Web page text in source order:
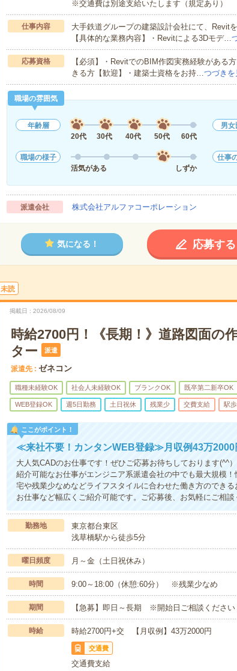
※交通費は別途支給いたします（規定あり）
仕事内容
大手鉄道グループの建築設計会社にて、Revit
【具体的な業務内容】・Revitによる3Dモデ…
応募資格
【必須】・RevitでのBIM作図実務経験がある
きる方【歓迎】・建築士資格をお持…つづきを
職場の雰囲気
年齢層
20代
30代 40代 50代 60代
男女
職場の様子
活気がある
しずか
仕事
派遣会社 株式会社アルファコーポレーション
気になる！ 応募する
未読
掲載日 2026/08/09
時給2700円！《長期！》道路図面の
ター
派遣
派遣先 ゼネコン
職種未経験OK 社会人未経験OK ブランクOK 既卒第二新卒OK
WEB登録OK 週5日勤務 土日祝休 残業少 交費支給 駅
ここがポイント！
≪来社不要！カンタンWEB登録≫月収例43万2000
大人気CADのお仕事です！ぜひご応募お待ちしております(^^
紹介可能なお仕事がエンジニア系派遣会社の中でも最大規模
宅や残業少なめなどライフスタイルに合わせた働き方のでき
お仕事など幅広くご紹介可能です。ご応募後、お気軽にご相談
勤務地
東京都台東区
浅草橋駅から徒歩5分
曜日頻度 月～金（土日祝休み）
時間 9:00～18:00（休憩:60分） ※残業少なめ
期間 【急募】即日～長期 ※開始日ご相談ください
時給 時給2700円+交 【月収例】43万2000円
交通費
交通費支給